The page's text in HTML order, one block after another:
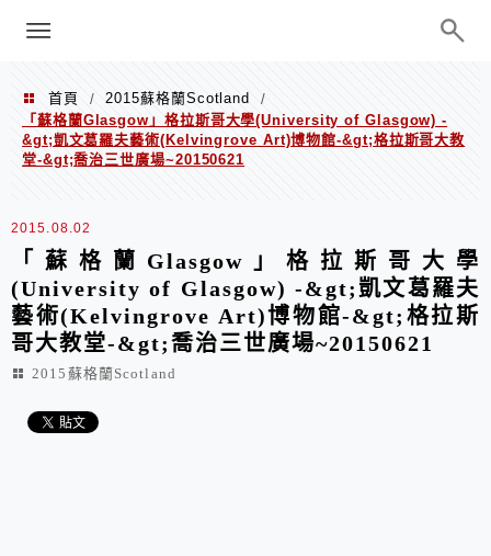
巧、世界走透透
menu
首頁 / 2015蘇格蘭Scotland
/
「蘇格蘭Glasgow」格拉斯哥大學(University of Glasgow) -
&gt;凱文葛羅夫藝術(Kelvingrove Art)博物館-&gt;格拉斯哥大教
堂-&gt;喬治三世廣場~20150621
2015.08.02
「蘇格蘭Glasgow」格拉斯哥大學
(University of Glasgow) -&gt;凱文葛羅夫
藝術(Kelvingrove Art)博物館-&gt;格拉斯
哥大教堂-&gt;喬治三世廣場~20150621
2015蘇格蘭Scotland